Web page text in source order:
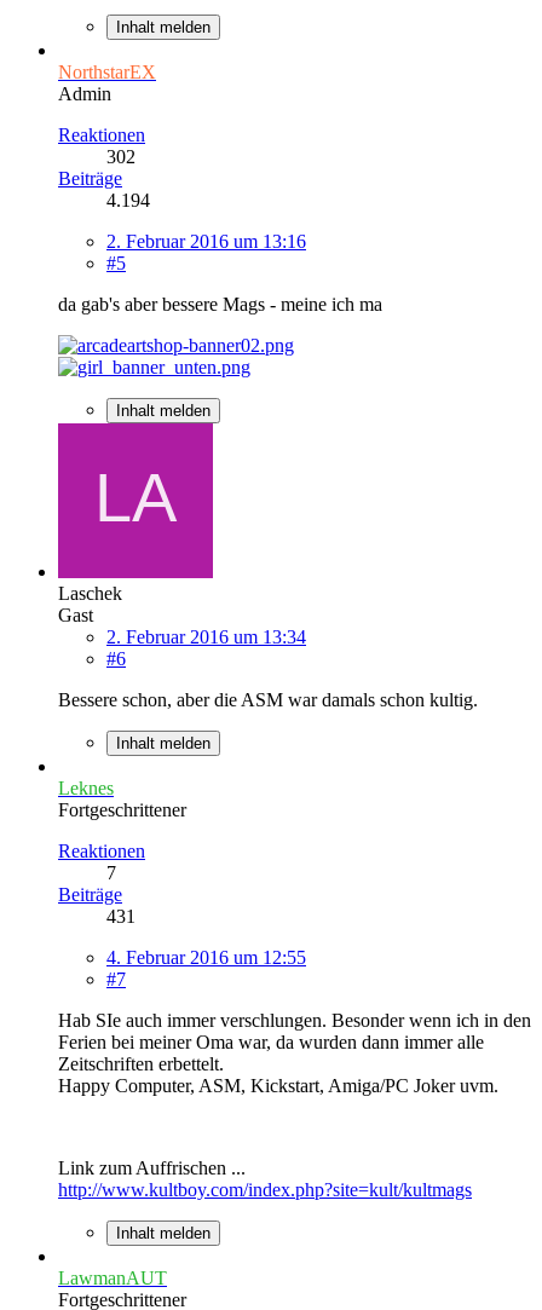
Inhalt melden
NorthstarEX
Admin
Reaktionen
302
Beiträge
4.194
2. Februar 2016 um 13:16
#5
da gab's aber bessere Mags - meine ich ma
Inhalt melden
Laschek
Gast
2. Februar 2016 um 13:34
#6
Bessere schon, aber die ASM war damals schon kultig.
Inhalt melden
Leknes
Fortgeschrittener
Reaktionen
7
Beiträge
431
4. Februar 2016 um 12:55
#7
Hab SIe auch immer verschlungen. Besonder wenn ich in den
Ferien bei meiner Oma war, da wurden dann immer alle
Zeitschriften erbettelt.
Happy Computer, ASM, Kickstart, Amiga/PC Joker uvm.
Link zum Auffrischen ...
http://www.kultboy.com/index.php?site=kult/kultmags
Inhalt melden
LawmanAUT
Fortgeschrittener